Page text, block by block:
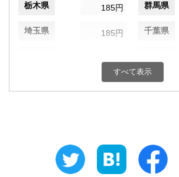
栃木県 185円 群馬県
埼玉県 185円 千葉県
185円 富山県
185円 静岡県
すべて表示